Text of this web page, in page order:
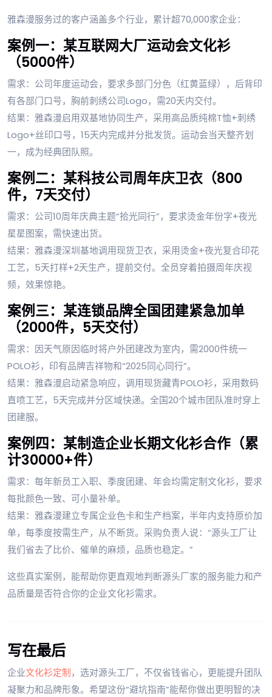
雅森漫服务过的客户涵盖多个行业，累计超70,000家企业：
案例一：某互联网大厂运动会文化衫
（5000件）
需求：公司年度运动会，要求多部门分色（红黄蓝绿），后背印
有各部门口号，胸前刺绣公司Logo，需20天内交付。
结果：雅森漫启用双基地协同生产，采用高品质纯棉T恤+刺绣
Logo+丝印口号，15天内完成并分批发货。运动会当天整齐划
一，成为经典团队照。
案例二：某科技公司周年庆卫衣（800
件，7天交付）
需求：公司10周年庆典主题“拾光同行”，要求烫金年份字+夜光
星星图案，需快速出货。
结果：雅森漫深圳基地调用现货卫衣，采用烫金+夜光复合印花
工艺，5天打样+2天生产，提前交付。全员穿着拍摄周年庆视
频，效果惊艳。
案例三：某连锁品牌全国团建紧急加单
（2000件，5天交付）
需求：因天气原因临时将户外团建改为室内，需2000件统一
POLO衫，印有品牌吉祥物和“2025同心同行”。
结果：雅森漫启动紧急响应，调用现货藏青POLO衫，采用数码
直喷工艺，5天完成并分区域快递。全国20个城市团队准时穿上
团建服。
案例四：某制造企业长期文化衫合作（累
计30000+件）
需求：每年新员工入职、季度团建、年会均需定制文化衫，要求
每批颜色一致、可小量补单。
结果：雅森漫建立专属企业色卡和生产档案，半年内支持原价加
单，每季度按需生产，从不断货。采购负责人说：“源头工厂让
我们省去了比价、催单的麻烦，品质也稳定。”
这些真实案例，能帮助你更直观地判断源头厂家的服务能力和产
品质量是否符合你的企业文化衫需求。
写在最后
企业文化衫定制，选对源头工厂，不仅省钱省心，更能提升团队
凝聚力和品牌形象。希望这份“避坑指南”能帮你做出更明智的决